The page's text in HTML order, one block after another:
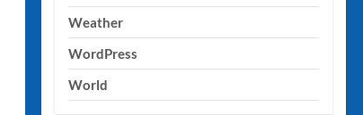
Weather
WordPress
World